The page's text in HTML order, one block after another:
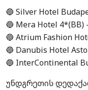
🔵 Silver Hotel
🔵 Mera Hotel 4*(BB)
🔵 Atrium Fashion
🔵 Danubis Hotel
🔵 InterContinental
უნდგრეთის